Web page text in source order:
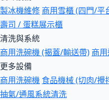
製冰機維修 商用雪櫃 (四門/平
壽司 / 蛋糕展示櫃
清洗與系統
商用洗碗機 (揭蓋/輸送帶) 商
更多設備
商用洗碗機 食品機械 (切肉/攪
抽氣/通風系統清洗